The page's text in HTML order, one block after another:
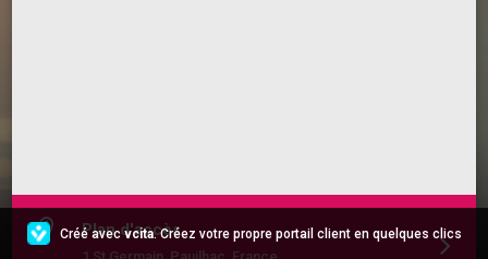
Plan d'accès
Créé avecvcita. Créez votre propre portail client en quelques clics